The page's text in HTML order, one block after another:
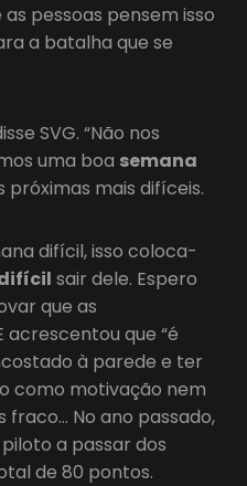
pessoas pensem isso
a batalha que se
SVG. “Não nos
uma boa semana
próximas mais difíceis.
difícil, isso coloca-
sair dele. Espero
que as
acrescentou que “é
à parede e ter
como motivação nem
fraco… No ano passado,
a passar dos
de 80 pontos.